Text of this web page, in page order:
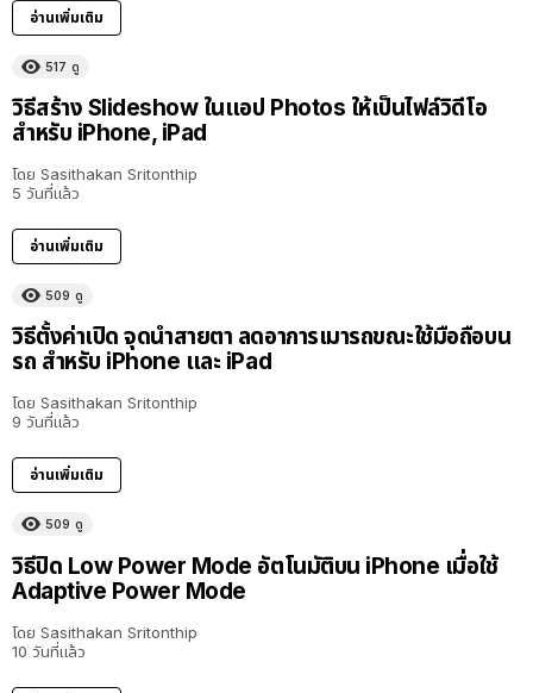
อ่านเพิ่มเติม
517 ดู
วิธีสร้าง Slideshow ในแอป Photos ให้เป็นไฟล์วิดีโอ
สำหรับ iPhone, iPad
โดย Sasithakan Sritonthip
5 วันที่แล้ว
อ่านเพิ่มเติม
509 ดู
วิธีตั้งค่าเปิด จุดนำสายตา ลดอาการเมารถขณะใช้มือถือบน
รถ สำหรับ iPhone และ iPad
โดย Sasithakan Sritonthip
9 วันที่แล้ว
อ่านเพิ่มเติม
509 ดู
วิธีปิด Low Power Mode อัตโนมัติบน iPhone เมื่อใช้
Adaptive Power Mode
โดย Sasithakan Sritonthip
10 วันที่แล้ว